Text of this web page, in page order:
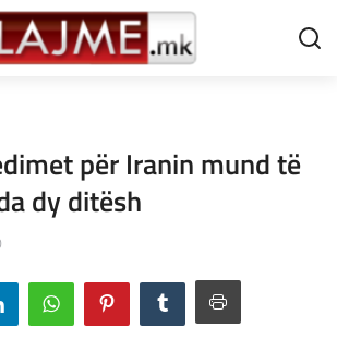
për Iranin mund të
dy ditësh